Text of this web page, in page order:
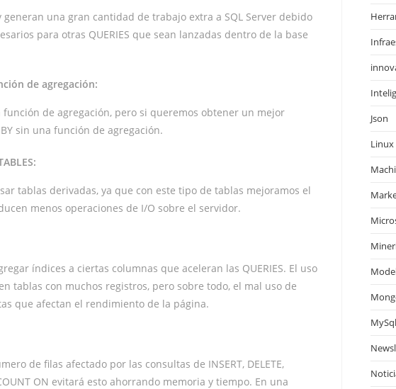
una gran cantidad de trabajo extra a SQL Server debido
para otras QUERIES que sean lanzadas dentro de la base
de agregación:
de agregación, pero si queremos obtener un mejor
sin una función de agregación.
tablas derivadas, ya que con este tipo de tablas mejoramos el
menos operaciones de I/O sobre el servidor.
índices a ciertas columnas que aceleran las QUERIES. El uso
tablas con muchos registros, pero sobre todo, el mal uso de
que afectan el rendimiento de la página.
de filas afectado por las consultas de INSERT, DELETE,
ON evitará esto ahorrando memoria y tiempo. En una
Json
Linux
MySql